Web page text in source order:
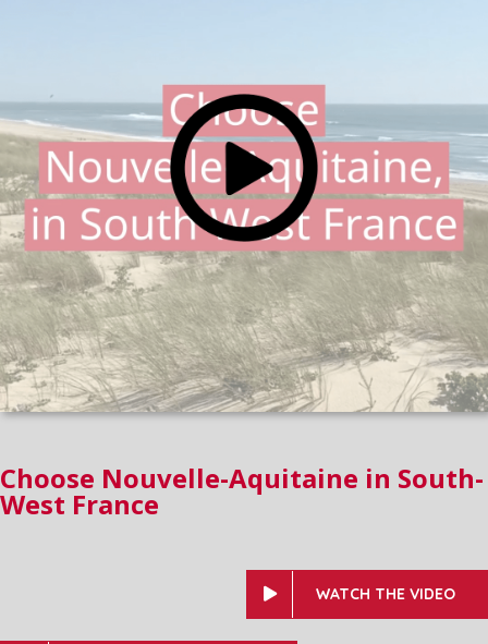
Choose Nouvelle-Aquitaine in South-
West France
WATCH THE VIDEO